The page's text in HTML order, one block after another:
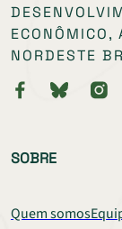
ECONÔMICO,
NORDESTE
SOBRE
Quem somos